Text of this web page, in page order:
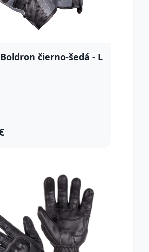
Boldron čierno-šedá - L